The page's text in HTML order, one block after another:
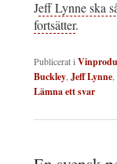
Jeff Lynne ska
fortsätter.
Publicerat i
Buckley Jeff Lynne
Lämna ett svar